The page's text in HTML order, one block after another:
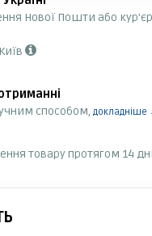
Нової Пошти або
способом, докладніше
товару протягом 14